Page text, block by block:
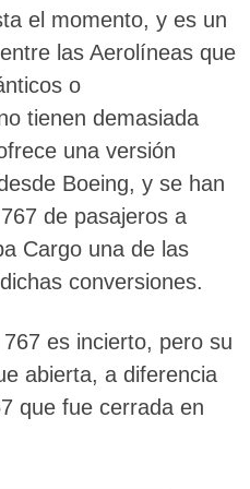
el momento, y es un
las Aerolíneas que
o
tienen demasiada
una versión
Boeing, y se han
de pasajeros a
Cargo una de las
conversiones.
es incierto, pero su
abierta, a diferencia
que fue cerrada en